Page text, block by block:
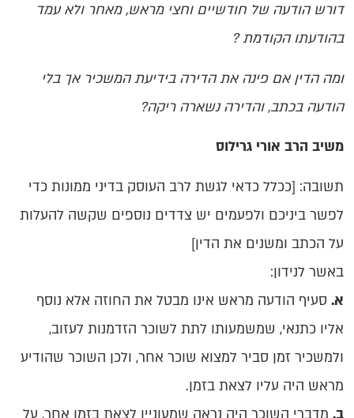
דורש הודעה של חודשיים וחצי מראש, מאחר ולא עמד
בהודעתו הקודמת ?
ומה הדין אם פינה את הדירה בידיעת המשכיר אך בלי
הודעה בכתב, והדירה נשארה ריקה?
משיב הרב אורי גרילוס
תשובה: [ככלל כדאי לגשת לרב העוסק בדיני ממונות כדי
לפשר ביניכם ולפעמים יש צדדים נוספים שקשה להעלות
על הכתב ומשנים את הדין]
באשר לנידון:
א.סעיף הודעה מראש אינו מבטל את החוזה אלא נוסף
אליו כתנאי, שמשמעותו לתת לשוכר הזדמנות לעזוב,
ולמשכיר זמן סביר למצוא שוכר אחר, ולכן השוכר שהודיע
מראש היה עליו לצאת בזמן.
ב. מדברי השוכר היה נראה שמעוניין לצאת בזמן אחר, על